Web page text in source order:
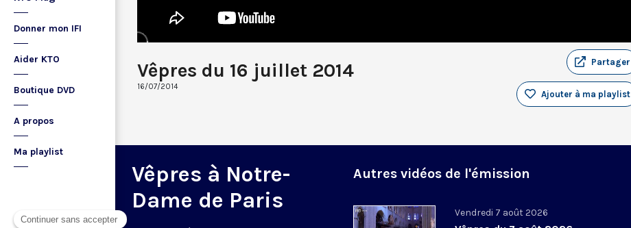
Donner mon IFI
Aider KTO
Boutique DVD
A propos
Ma playlist
Vêpres du 16 juillet 2014
16/07/2014
Partager
Ajouter à ma playlist
Vêpres à Notre-
Dame de Paris
Autres vidéos de l'émission
Vendredi 7 août 2026